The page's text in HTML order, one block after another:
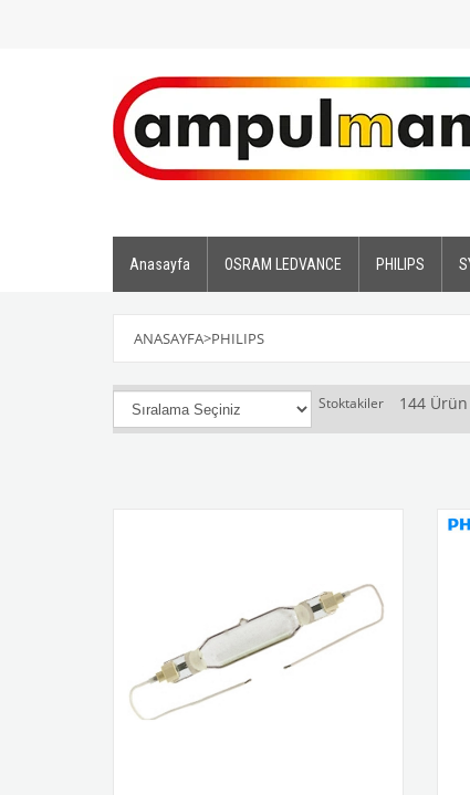
Anasayfa OSRAM LEDVANCE PHILIPS
ANASAYFA>PHILIPS
Stoktakiler 144 Ürün